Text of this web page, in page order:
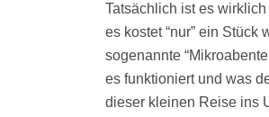
Tatsächlich ist es
es kostet “nur” ein Stück
sogenannte
es funktioniert und was
dieser kleinen Reise ins